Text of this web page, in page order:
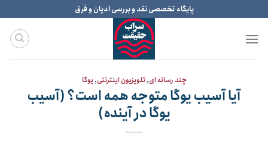
to
content
پایگاه تخصصی نقد و بررسی ادیان و فرق
چند رسانه ای,تلویزیون اینترنتی,یوگا
آیا آسیب یوگا متوجه همه است؟ (آسیب
یوگا در آینده)